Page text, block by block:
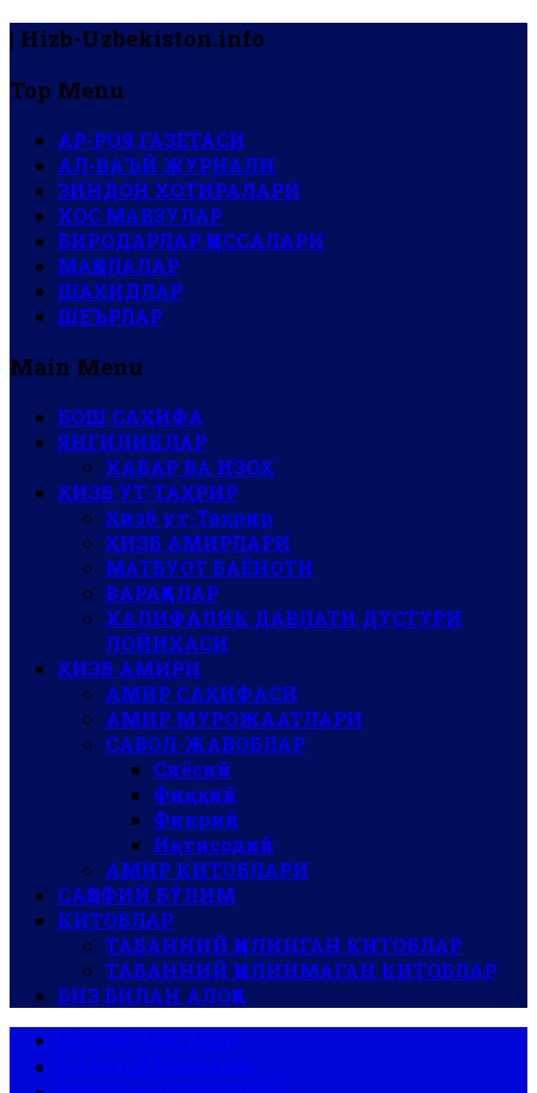
| Hizb-Uzbekiston.info
Top Menu
АР-РОЯ ГАЗЕТАСИ
АЛ-ВАЪЙ ЖУРНАЛИ
ЗИНДОН ХОТИРАЛАРИ
ХОС МАВЗУЛАР
БИРОДАРЛАР ҚИССАЛАРИ
МАҚОЛАЛАР
ШАҲИДЛАР
ШЕЪРЛАР
Main Menu
БОШ САҲИФА
ЯНГИЛИКЛАР
ХАБАР ВА ИЗОҲ
ҲИЗБ УТ-ТАҲРИР
Ҳизб ут-Таҳрир
ҲИЗБ АМИРЛАРИ
МАТБУОТ БАЁНОТИ
ВАРАҚАЛАР
ХАЛИФАЛИК ДАВЛАТИ ДУСТУРИ
ЛОЙИҲАСИ
ҲИЗБ АМИРИ
АМИР САҲИФАСИ
АМИР МУРОЖААТЛАРИ
САВОЛ-ЖАВОБЛАР
Сиёсий
Фиқҳий
Фикрий
Иқтисодий
АМИР КИТОБЛАРИ
САҚОФИЙ БЎЛИМ
КИТОБЛАР
ТАБАННИЙ ҚИЛИНГАН КИТОБЛАР
ТАБАННИЙ ҚИЛИНМАГАН КИТОБЛАР
БИЗ БИЛАН АЛОҚА